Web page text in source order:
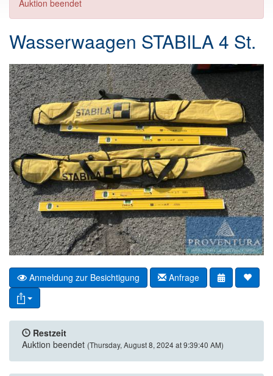
Auktion beendet
Wasserwaagen STABILA 4 St.
Anmeldung zur Besichtigung Anfrage
Restzeit
Auktion beendet (Thursday, August 8, 2024 at 9:39:40 AM)